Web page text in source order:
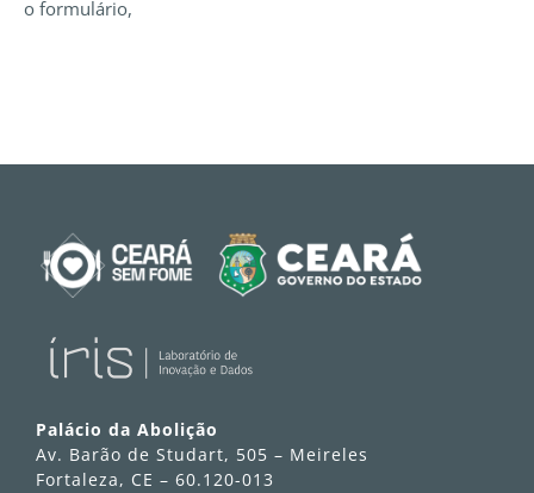
o formulário,
Palácio da Abolição
Av. Barão de Studart, 505 – Meireles
Fortaleza, CE – 60.120-013